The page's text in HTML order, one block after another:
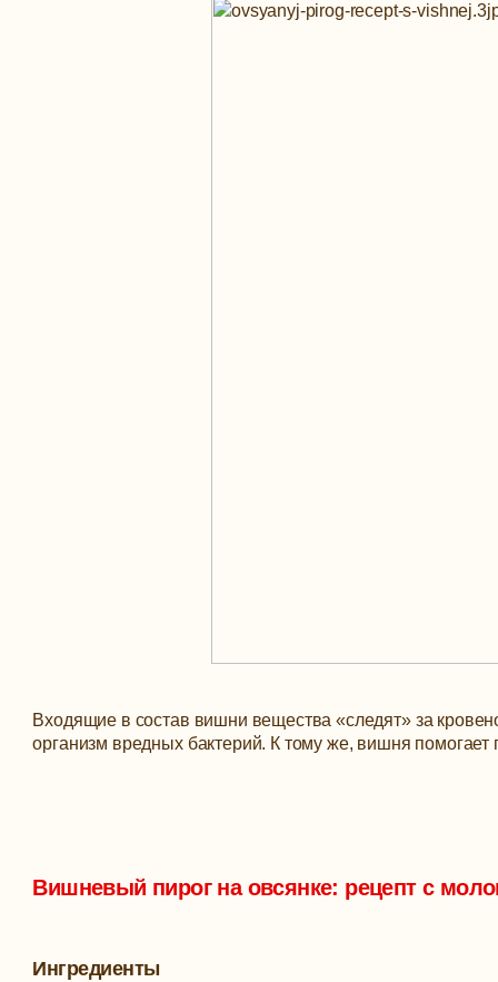
Входящие в состав вишни вещества «следят» за
организм вредных бактерий. К тому же, вишня помогает
Вишневый пирог на овсянке: рецепт с
Ингредиенты